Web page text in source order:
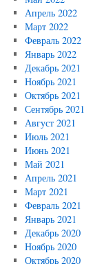
Апрель 2022
Март 2022
Февраль 2022
Январь 2022
Декабрь 2021
Ноябрь 2021
Октябрь 2021
Сентябрь 2021
Август 2021
Июль 2021
Июнь 2021
Май 2021
Апрель 2021
Март 2021
Февраль 2021
Январь 2021
Декабрь 2020
Ноябрь 2020
Октябрь 2020